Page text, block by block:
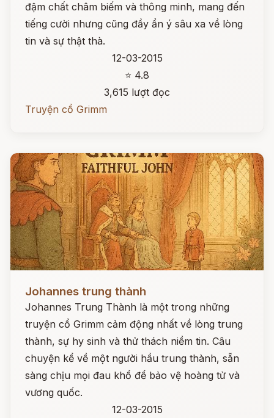
đậm chất châm biếm và thông minh, mang đến
tiếng cười nhưng cũng đầy ẩn ý sâu xa về lòng
tin và sự thật thà.
12-03-2015
⭐ 4.8
3,615 lượt đọc
Truyện cổ Grimm
Johannes trung thành
Johannes Trung Thành là một trong những
truyện cổ Grimm cảm động nhất về lòng trung
thành, sự hy sinh và thử thách niềm tin. Câu
chuyện kể về một người hầu trung thành, sẵn
sàng chịu mọi đau khổ để bảo vệ hoàng tử và
vương quốc.
12-03-2015